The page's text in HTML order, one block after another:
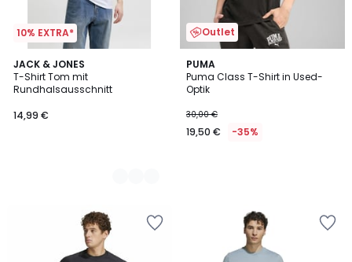
10% EXTRA*
JACK & JONES
T-Shirt Tom mit
Rundhalsausschnitt
14,99 €
3
Farben
Outlet
PUMA
Puma Class T-Shirt in Used-
Optik
30,00 €
19,50 € -35%